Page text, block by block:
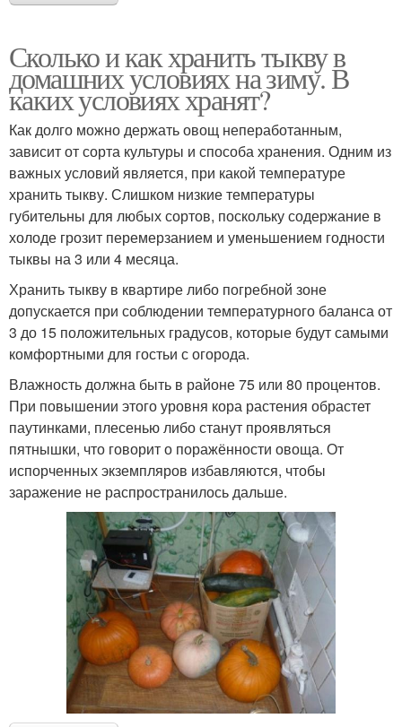
Сколько и как хранить тыкву в
домашних условиях на зиму. В
каких условиях хранят?
Как долго можно держать овощ непеработанным,
зависит от сорта культуры и способа хранения. Одним из
важных условий является, при какой температуре
хранить тыкву. Слишком низкие температуры
губительны для любых сортов, поскольку содержание в
холоде грозит перемерзанием и уменьшением годности
тыквы на 3 или 4 месяца.
Хранить тыкву в квартире либо погребной зоне
допускается при соблюдении температурного баланса от
3 до 15 положительных градусов, которые будут самыми
комфортными для гостьи с огорода.
Влажность должна быть в районе 75 или 80 процентов.
При повышении этого уровня кора растения обрастет
паутинками, плесенью либо станут проявляться
пятнышки, что говорит о поражённости овоща. От
испорченных экземпляров избавляются, чтобы
заражение не распространилось дальше.